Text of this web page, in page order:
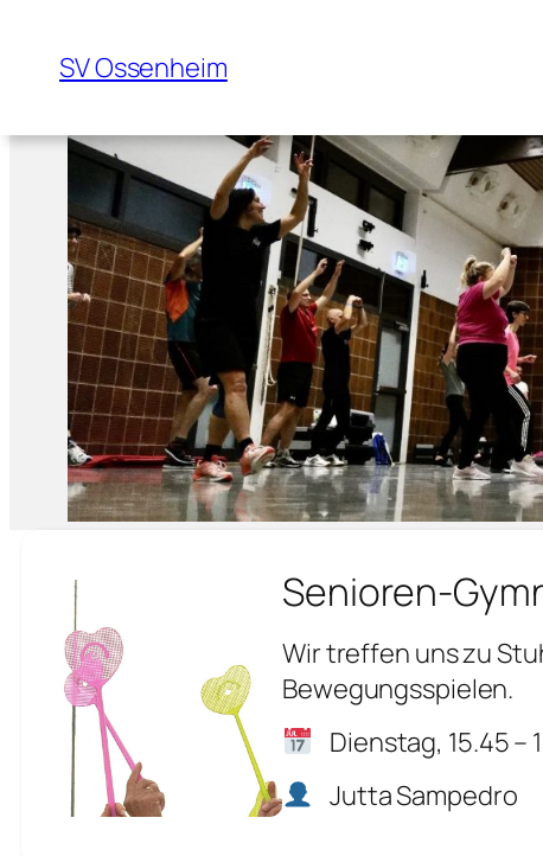
SV Ossenheim
Senioren-
Wir treffen uns zu
Bewegungsspielen.
Dienstag, 15.45 –
Jutta Sampedro